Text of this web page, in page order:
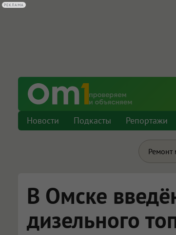
Новости Подкасты Репортажи
Ремонт
В Омске
дизельного
РЕКЛАМА